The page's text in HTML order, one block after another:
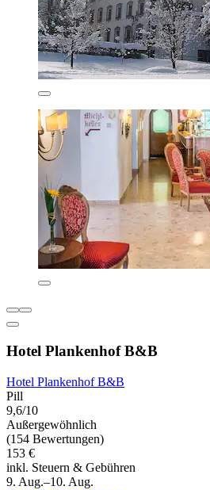
Hotel Plankenhof B&B
Hotel Plankenhof B&B
Pill
9,6/10
Außergewöhnlich
(154 Bewertungen)
153 €
inkl. Steuern & Gebühren
9. Aug.–10. Aug.